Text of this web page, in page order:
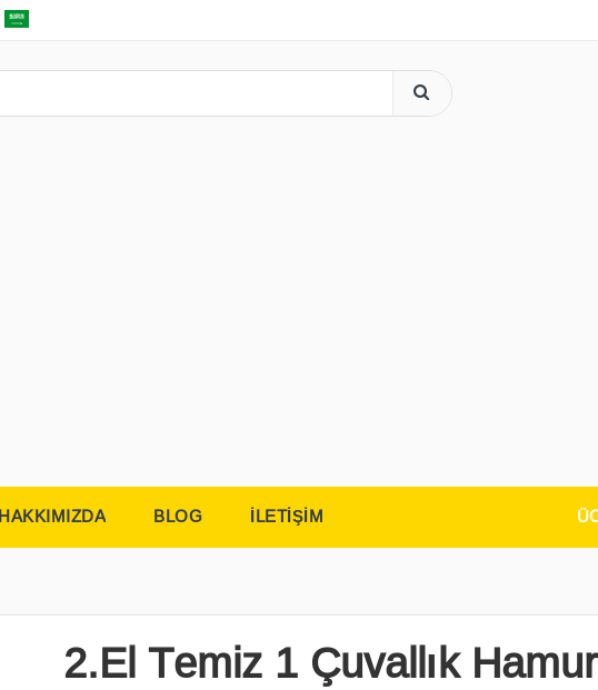
HAKKIMIZDA BLOG İLETİŞİM
2.El Temiz 1 Çuvallık